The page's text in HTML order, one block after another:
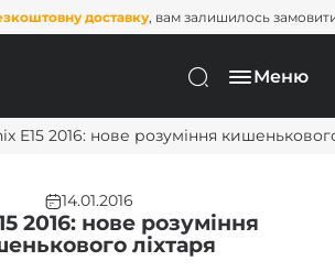
доставку, вам залишилось замовити ще на
Меню
E15 2016: нове розуміння
14.01.2016
2016: нове розуміння
ліхтаря